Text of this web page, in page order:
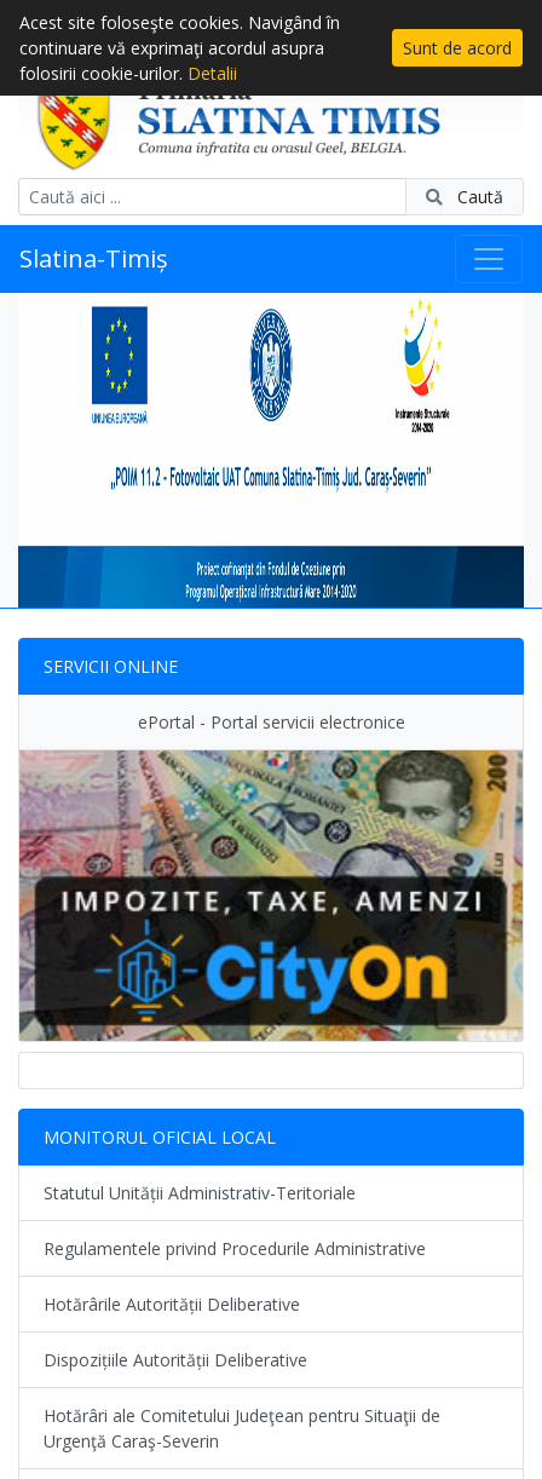
Caută
Slatina-Timiș
SERVICII ONLINE
ePortal - Portal servicii electronice
MONITORUL OFICIAL LOCAL
Statutul Unității Administrativ-Teritoriale
Regulamentele privind Procedurile Administrative
Hotărârile Autorității Deliberative
Dispozițiile Autorității Deliberative
Hotărâri ale Comitetului Judeţean pentru Situaţii de
Urgenţă Caraş-Severin
Acest site foloseşte cookies. Navigând în
continuare vă exprimaţi acordul asupra
folosirii cookie-urilor. Detalii
Sunt de acord